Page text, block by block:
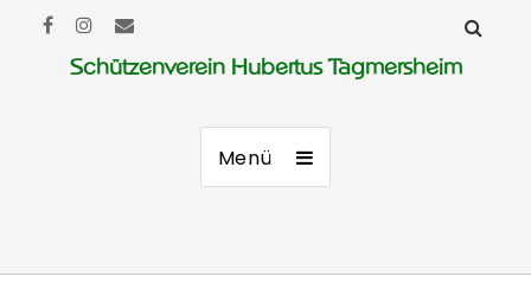
Schützenverein Hubertus Tagmersheim
Menü